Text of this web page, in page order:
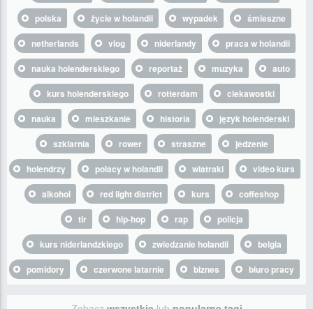
polska
życie w holandii wypadek
śmieszne
netherlands
vlog niderlandy
praca w holandii
nauka holenderskiego
reportaż muzyka
auto
kurs holenderskiego
rotterdam
ciekawostki
nauka
mieszkanie historia
język holenderski
szklarnia
rower straszne
jedzenie
holendrzy
polacy w holandii wiatraki
video kurs
alkohol
red light district kurs
coffeshop
tir
hip-hop rap
policja
kurs niderlandzkiego
zwiedzanie holandii
belgia
pomidory
czerwone latarnie biznes biuro pracy